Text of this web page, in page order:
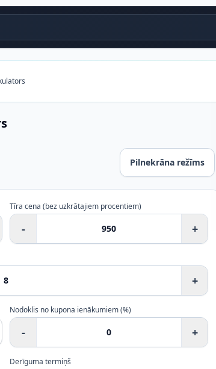
Pilnekrāna režīms
Tīra cena (bez uzkrātajiem procentiem)
- +
+
Nodoklis no kupona ienākumiem (%)
- +
Derīguma termiņš